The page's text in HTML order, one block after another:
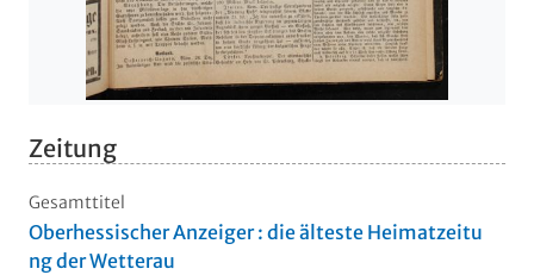
Zeitung
Gesamttitel
Oberhessischer Anzeiger : die älteste Heimatzeitu
ng der Wetterau